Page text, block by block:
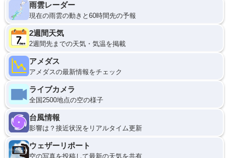
雨雲レーダー
現在の雨雲の動きと60時間先の予報
2週間天気
2週間先までの天気・気温を掲載
アメダス
アメダスの最新情報をチェック
ライブカメラ
全国2500地点の空の様子
台風情報
影響は？接近状況をリアルタイム更新
ウェザーリポート
空の写真を投稿して最新の天気を共有